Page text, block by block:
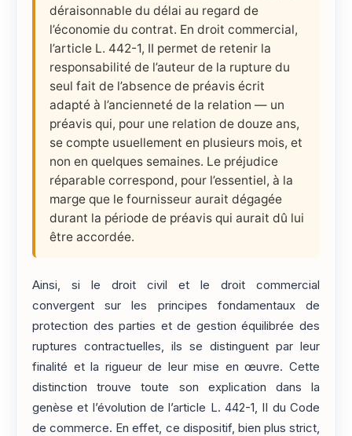
déraisonnable du délai au regard de
l’économie du contrat. En droit commercial,
l’article L. 442-1, II permet de retenir la
responsabilité de l’auteur de la rupture du
seul fait de l’absence de préavis écrit
adapté à l’ancienneté de la relation — un
préavis qui, pour une relation de douze ans,
se compte usuellement en plusieurs mois, et
non en quelques semaines. Le préjudice
réparable correspond, pour l’essentiel, à la
marge que le fournisseur aurait dégagée
durant la période de préavis qui aurait dû lui
être accordée.
Ainsi, si le droit civil et le droit commercial
convergent sur les principes fondamentaux de
protection des parties et de gestion équilibrée des
ruptures contractuelles, ils se distinguent par leur
finalité et la rigueur de leur mise en œuvre. Cette
distinction trouve toute son explication dans la
genèse et l’évolution de l’article L. 442-1, II du Code
de commerce. En effet, ce dispositif, bien plus strict,